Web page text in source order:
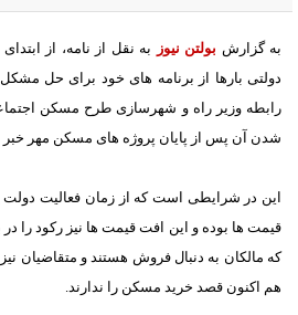
به گزارش بولتن نیوز
به نقل از نامه، از
دولتی بارها از برنامه های خود برای حل
رابطه وزیر راه و شهرسازی طرح مسکن
شدن آن پس از پایان پروژه های مسکن مهر
این در شرایطی است که از زمان فعالیت
قیمت ها بوده و این افت قیمت ها نیز رکود را
که مالکان به دنبال فروش هستند و متقاضیان
هم اکنون قصد خرید مسکن را ندارند.